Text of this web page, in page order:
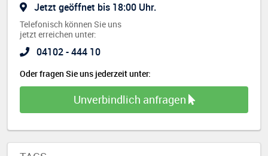
Jetzt geöffnet bis 18:00 Uhr.
Telefonisch können Sie uns
jetzt erreichen unter:
04102 - 444 10
Oder fragen Sie uns jederzeit unter:
Unverbindlich anfragen